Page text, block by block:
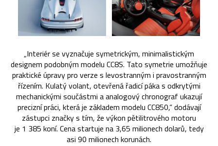
„Interiér se vyznačuje symetrickým, minimalistickým
designem podobným modelu CC8S. Tato symetrie umožňuje
praktické úpravy pro verze s levostranným i pravostranným
řízením. Kulatý volant, otevřená řadicí páka s odkrytými
mechanickými součástmi a analogový chronograf ukazují
precizní práci, která je základem modelu CC850,“ dodávají
zástupci značky s tím, že výkon pětilitrového motoru
je 1 385 koní. Cena startuje na 3,65 milionech dolarů, tedy
asi 90 milionech korunách.